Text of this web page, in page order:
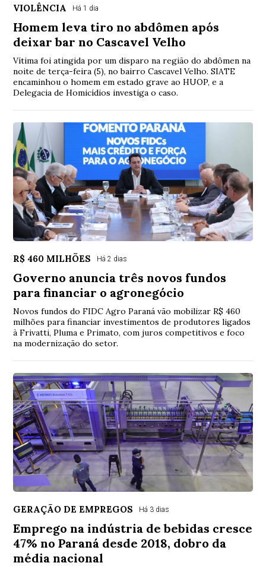
VIOLÊNCIA Há 1 dia
Homem leva tiro no abdômen após
deixar bar no Cascavel Velho
Vítima foi atingida por um disparo na região do abdômen na
noite de terça-feira (5), no bairro Cascavel Velho. SIATE
encaminhou o homem em estado grave ao HUOP, e a
Delegacia de Homicídios investiga o caso.
R$ 460 MILHÕES Há 2 dias
Governo anuncia três novos fundos
para financiar o agronegócio
Novos fundos do FIDC Agro Paraná vão mobilizar R$ 460
milhões para financiar investimentos de produtores ligados
à Frivatti, Pluma e Primato, com juros competitivos e foco
na modernização do setor.
GERAÇÃO DE EMPREGOS Há 3 dias
Emprego na indústria de bebidas cresce
47% no Paraná desde 2018, dobro da
média nacional